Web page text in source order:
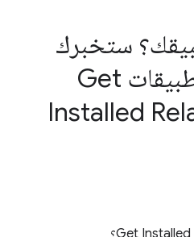
ستخبرك
واجهة برمجة التطبيقات Get
Installed